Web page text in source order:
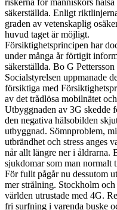
säkerställda. Enligt
graden av vetenskaplig
huvud taget är möjligt.
Försiktighetsprincipen har
under många år förtigit
säkerställda. Bo G
Socialstyrelsen uppmanade
försiktiga med
av det trådlösa mobilnätet
Utbyggnaden av 3G skedde
den negativa hälsobilden
utbyggnad. Sömnproblem,
utbrändhet och stress anges
når allt längre ner i åldrarna.
sjukdomar som man normalt
För fullt pågår nu dessutom
mer strålning. Stockholm
världen utrustade med 4G.
fri surfning i varenda buske